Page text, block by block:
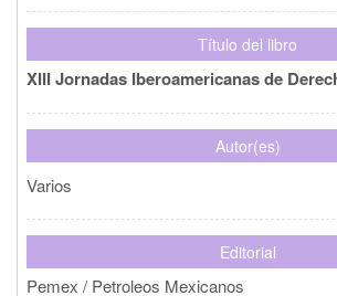
Título del libro
XIII Jornadas Iberoamericanas de
Autor(es)
Varios
Editorial
Pemex / Petroleos Mexicanos